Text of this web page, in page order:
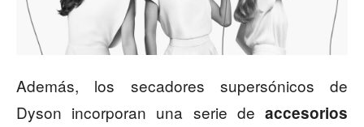
Además, los secadores supersónicos de
Dyson incorporan una serie de accesorios